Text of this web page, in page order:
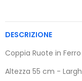
DESCRIZIONE
Coppia Ruote in
Altezza 55 cm -